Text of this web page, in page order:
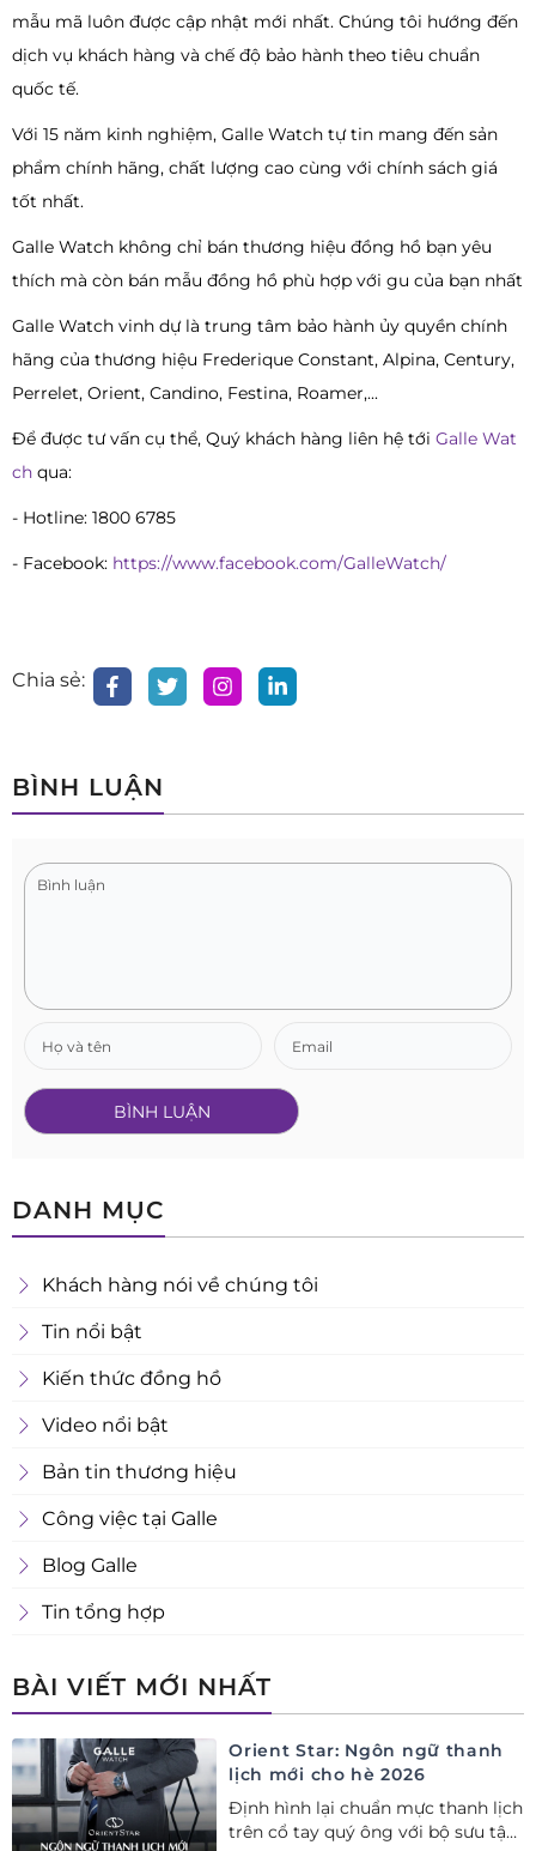
mẫu mã luôn được cập nhật mới nhất. Chúng tôi hướng đến
dịch vụ khách hàng và chế độ bảo hành theo tiêu chuẩn
quốc tế.
Với 15 năm kinh nghiệm, Galle Watch tự tin mang đến sản
phẩm chính hãng, chất lượng cao cùng với chính sách giá
tốt nhất.
Galle Watch không chỉ bán thương hiệu đồng hồ bạn yêu
thích mà còn bán mẫu đồng hồ phù hợp với gu của bạn nhất
Galle Watch vinh dự là trung tâm bảo hành ủy quyền chính
hãng của thương hiệu Frederique Constant, Alpina, Century,
Perrelet, Orient, Candino, Festina, Roamer,...
Để được tư vấn cụ thể, Quý khách hàng liên hệ tới Galle Wat
ch qua:
- Hotline: 1800 6785
- Facebook: https://www.facebook.com/GalleWatch/
Chia sẻ:
BÌNH LUẬN
DANH MỤC
Khách hàng nói về chúng tôi
Tin nổi bật
Kiến thức đồng hồ
Video nổi bật
Bản tin thương hiệu
Công việc tại Galle
Blog Galle
Tin tổng hợp
BÀI VIẾT MỚI NHẤT
Orient Star: Ngôn ngữ thanh
lịch mới cho hè 2026
Định hình lại chuẩn mực thanh lịch
trên cổ tay quý ông với bộ sưu tập